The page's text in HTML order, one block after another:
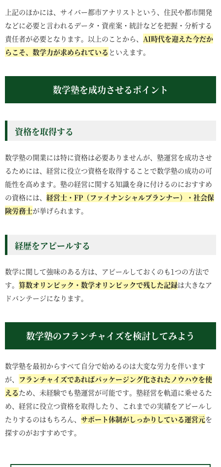
上記のほかには、サイバー都市アナリストという、住民や都市開発
などに必要と言われるデータ・資産案・統計などを把握・分析する
責任者が必要となります。以上のことから、 AI時代を迎えた今だか
らこそ、数学力が求められている といえます。
数学塾を成功させるポイント
資格を取得する
数学塾の開業には特に資格は必要ありませんが、塾運営を成功させ
るためには、経営に役立つ資格を取得することで数学塾の成功の可
能性を高めます。塾の経営に関する知識を身に付けるのにおすすめ
の資格には、 経営士・FP（ファイナンシャルプランナー）・社会保
険労務士が挙げられます。
経歴をアピールする
数学に関して強味のある方は、アピールしておくのも1つの方法で
す。 算数オリンピック・数学オリンピックで残した記録は大きなア
ドバンテージになります。
数学塾のフランチャイズを検討してみよう
数学塾を最初からすべて自分で始めるのは大変な労力を伴います
が、 フランチャイズであればパッケージング化されたノウハウを使
えるため、未経験でも塾運営が可能です。塾経営を軌道に乗せるた
め、経営に役立つ資格を取得したり、これまでの実績をアピールし
たりするのはもちろん、 サポート体制がしっかりしている運営元を
探すのがおすすめです。